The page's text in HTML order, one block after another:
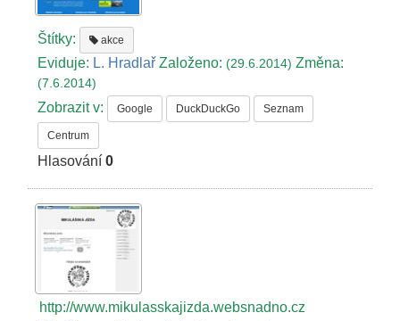
Štítky: akce
Eviduje: L. Hradlař Založeno:(29.6.2014)Změna:
(7.6.2014)
Zobrazit v: Google DuckDuckGo Seznam
Centrum
Hlasování0
http://www.mikulasskajizda.websnadno.cz